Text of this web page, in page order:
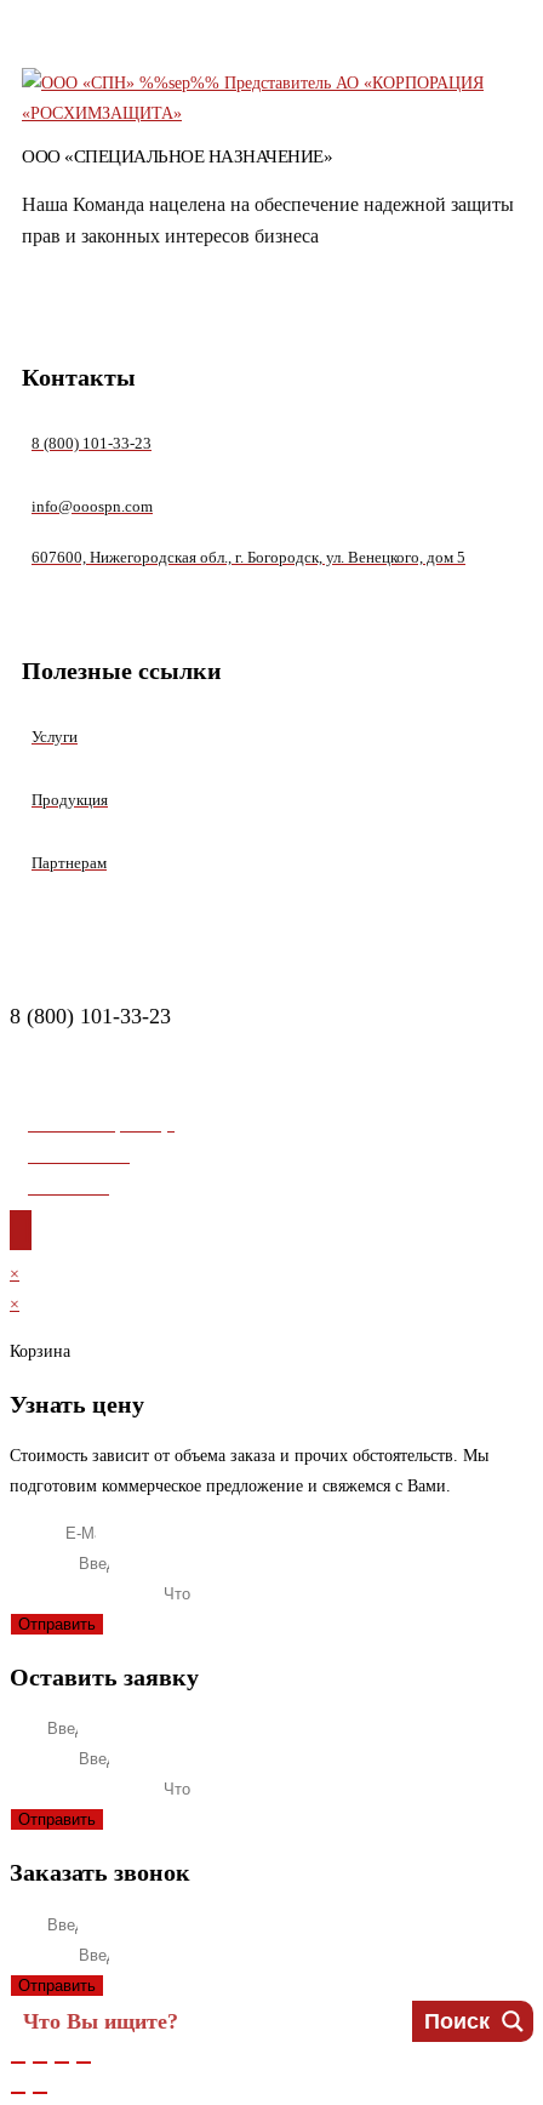
ООО «СПЕЦИАЛЬНОЕ НАЗНАЧЕНИЕ»
Наша Команда нацелена на обеспечение надежной защиты
прав и законных интересов бизнеса
Контакты
8 (800) 101-33-23
info@ooospn.com
607600, Нижегородская обл., г. Богородск, ул. Венецкого, дом 5
Полезные ссылки
Услуги
Продукция
Партнерам
8 (800) 101-33-23
×
×
Корзина
Узнать цену
Стоимость зависит от объема заказа и прочих обстоятельств. Мы
подготовим коммерческое предложение и свяжемся с Вами.
Отправить
Оставить заявку
Отправить
Заказать звонок
Отправить
Поиск